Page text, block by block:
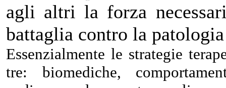
agli altri la forza
battaglia contro la
Essenzialmente le strategie
tre: biomediche,